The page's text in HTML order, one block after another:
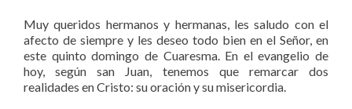
Muy queridos hermanos y hermanas, les saludo con el
afecto de siempre y les deseo todo bien en el Señor, en
este quinto domingo de Cuaresma. En el evangelio de
hoy, según san Juan, tenemos que remarcar dos
realidades en Cristo: su oración y su misericordia.